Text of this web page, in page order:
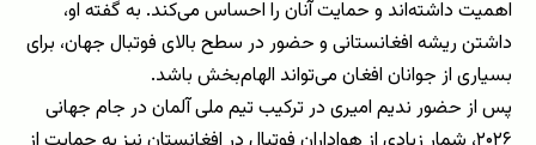
اهمیت داشته‌اند و حمایت آنان را احساس می‌کند. به گفته او،
داشتن ریشه افغانستانی و حضور در سطح بالای فوتبال جهان، برای
بسیاری از جوانان افغان می‌تواند الهام‌بخش باشد.
پس از حضور ندیم امیری در ترکیب تیم ملی آلمان در جام جهانی